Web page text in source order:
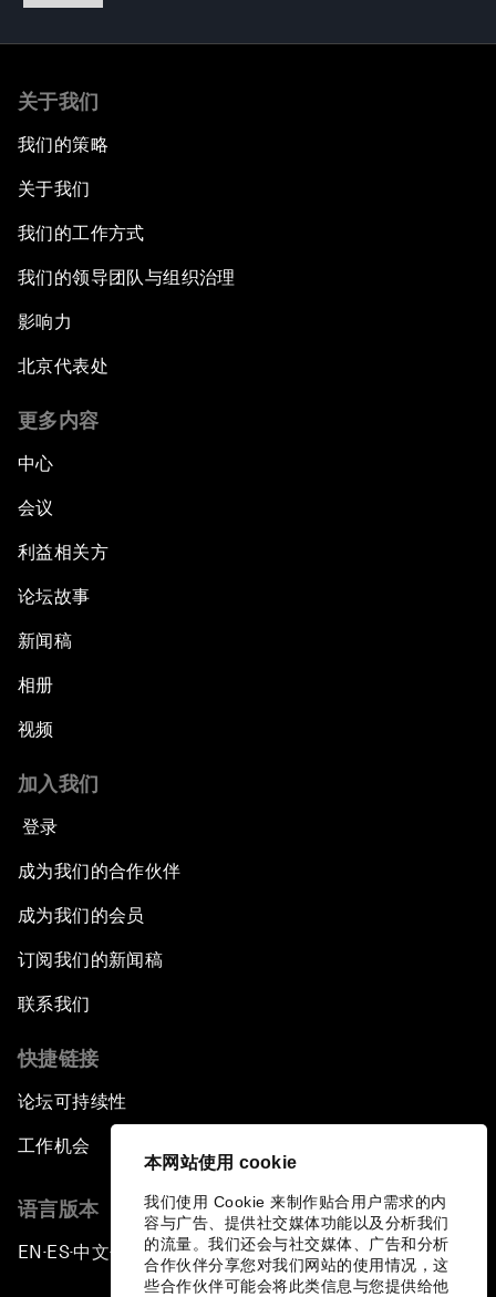
本网站使用 cookie
我们使用 Cookie 来制作贴合用户需求的内
容与广告、提供社交媒体功能以及分析我们
的流量。我们还会与社交媒体、广告和分析
合作伙伴分享您对我们网站的使用情况，这
些合作伙伴可能会将此类信息与您提供给他
关于我们
我们的策略
关于我们
我们的工作方式
我们的领导团队与组织治理
影响力
北京代表处
更多内容
中心
会议
利益相关方
论坛故事
新闻稿
相册
视频
加入我们
登录
成为我们的合作伙伴
成为我们的会员
订阅我们的新闻稿
联系我们
快捷链接
论坛可持续性
工作机会
语言版本
EN ▪ES▪中文▪ 日本語